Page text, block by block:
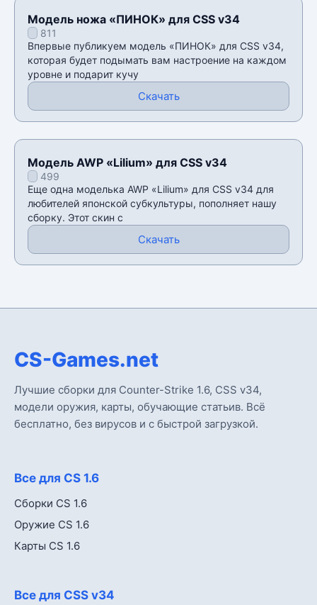
Модель ножа «ПИНОК» для CSS v34
811
Впервые публикуем модель «ПИНОК» для CSS v34,
которая будет подымать вам настроение на каждом
уровне и подарит кучу
Скачать
Модель AWP «Lilium» для CSS v34
499
Еще одна моделька AWP «Lilium» для CSS v34 для
любителей японской субкультуры, пополняет нашу
сборку. Этот скин с
Скачать
CS-Games.net
Лучшие сборки для Counter-Strike 1.6, CSS v34,
модели оружия, карты, обучающие статьив. Всё
бесплатно, без вирусов и с быстрой загрузкой.
Все для CS 1.6
Сборки CS 1.6
Оружие CS 1.6
Карты CS 1.6
Все для CSS v34